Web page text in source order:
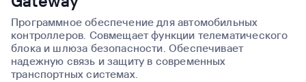
Программное обеспечение для автомобильных
контроллеров. Совмещает функции телематического
блока и шлюза безопасности. Обеспечивает
надежную связь и защиту в современных
транспортных системах.